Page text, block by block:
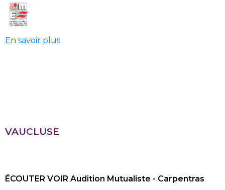
En savoir plus
VAUCLUSE
ÉCOUTER VOIR Audition Mutualiste - Carpentras